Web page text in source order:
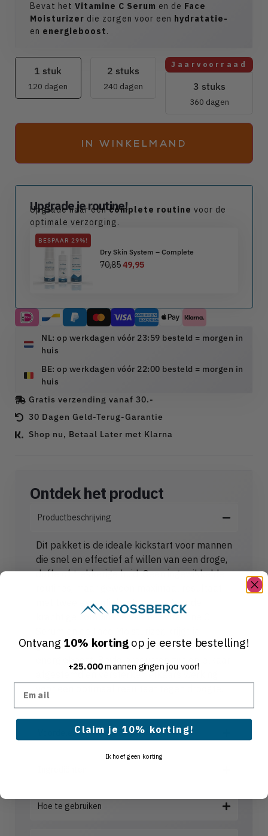
Bevat het Vitamine C Serum en de Face
Moisturizer die zorgen voor een hydratatie-
en energieboost.
1 stuk
120 dagen
2 stuks
240 dagen
Jaarvoorraad
3 stuks
360 dagen
IN WINKELMAND
Upgrade je routine!
Upgrade naar eencomplete routine voor de
optimale verzorging.
BESPAAR 29%!
Dry Skin System – Complete
70,8549,95
NL: op werkdagen vóór 23:59 besteld = morgen in
huis
BE: op werkdagen vóór 22:00 besteld = morgen in
huis
Gratis verzending vanaf 30.-
30 Dagen Geld-Terug-Garantie
Shop nu, Betaal Later met Klarna
Ontdek het product
Productbeschrijving
Dit pakket is de ideale kickstart voor mannen
die snel en effectief af willen van een droge,
doffe of trekkerige huid. Geen ingewikkelde
met twee essentiële stappen. Door de
krachtige combinatie van het Vitamine C
gezicht direct een hydratatie- en
energieboost. Beide producten zijn op elkaar
afgestemd en versterken elkaars werking
voor een optimaal resultaat tegen droogte.
Voordelen
Hoe te gebruiken
Ontvang 10% kortingop je eerste bestelling!
+25.000mannen gingen jou voor!
Claim je 10% korting!
Ik hoef geen korting